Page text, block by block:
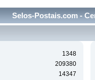
Selos-Postais.com -
1348
209380
14347